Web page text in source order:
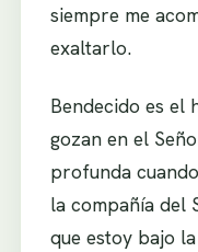
siempre me
exaltarlo.
Bendecido es el
gozan en el
profunda
la compañía del
que estoy bajo